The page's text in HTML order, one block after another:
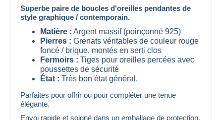
Superbe paire de boucles d'oreilles pendantes de
style graphique / contemporain.
Matière : Argent massif (poinçonné 925)
Pierres : Grenats véritables de couleur rouge
foncé / brique, montés en serti clos
Fermoirs : Tiges pour oreilles percées avec
poussettes de sécurité
État : Très bon état général.
Parfaites pour offrir ou pour compléter une tenue
élégante.
Envoi rapide et soigné dans un emballage de protection.